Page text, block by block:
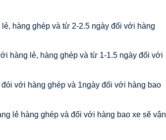
hàng ghép và từ 2-2.5 ngày đối với hàng
hàng lẻ, hàng ghép và từ 1-1.5 ngày đối với
với hàng ghép và 1ngày đối với hàng bao
lẻ hàng ghép và đối với hàng bao xe sẽ vận